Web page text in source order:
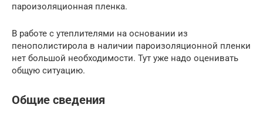
пароизоляционная пленка.
В работе с утеплителями на основании из
пенополистирола в наличии пароизоляционной пленки
нет большой необходимости. Тут уже надо оценивать
общую ситуацию.
Общие сведения